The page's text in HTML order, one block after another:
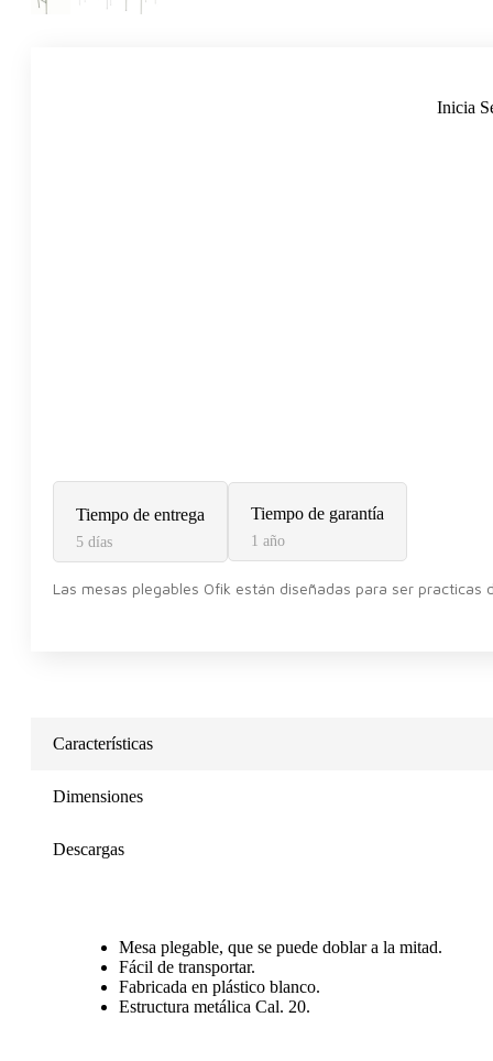
Inicia
Tiempo de entrega
5 días
Tiempo de garantía
1 año
Las mesas plegables Ofik están diseñadas para ser
Características
Dimensiones
Descargas
Mesa plegable, que se puede doblar a la mitad.
Fácil de transportar.
Fabricada en plástico blanco.
Estructura metálica Cal. 20.